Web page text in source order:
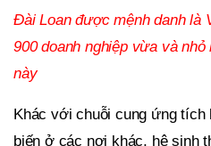
Đài Loan được mệnh danh là
900 doanh nghiệp vừa và
này
Khác với chuỗi cung ứng tích
biến ở các nơi khác, hệ sinh